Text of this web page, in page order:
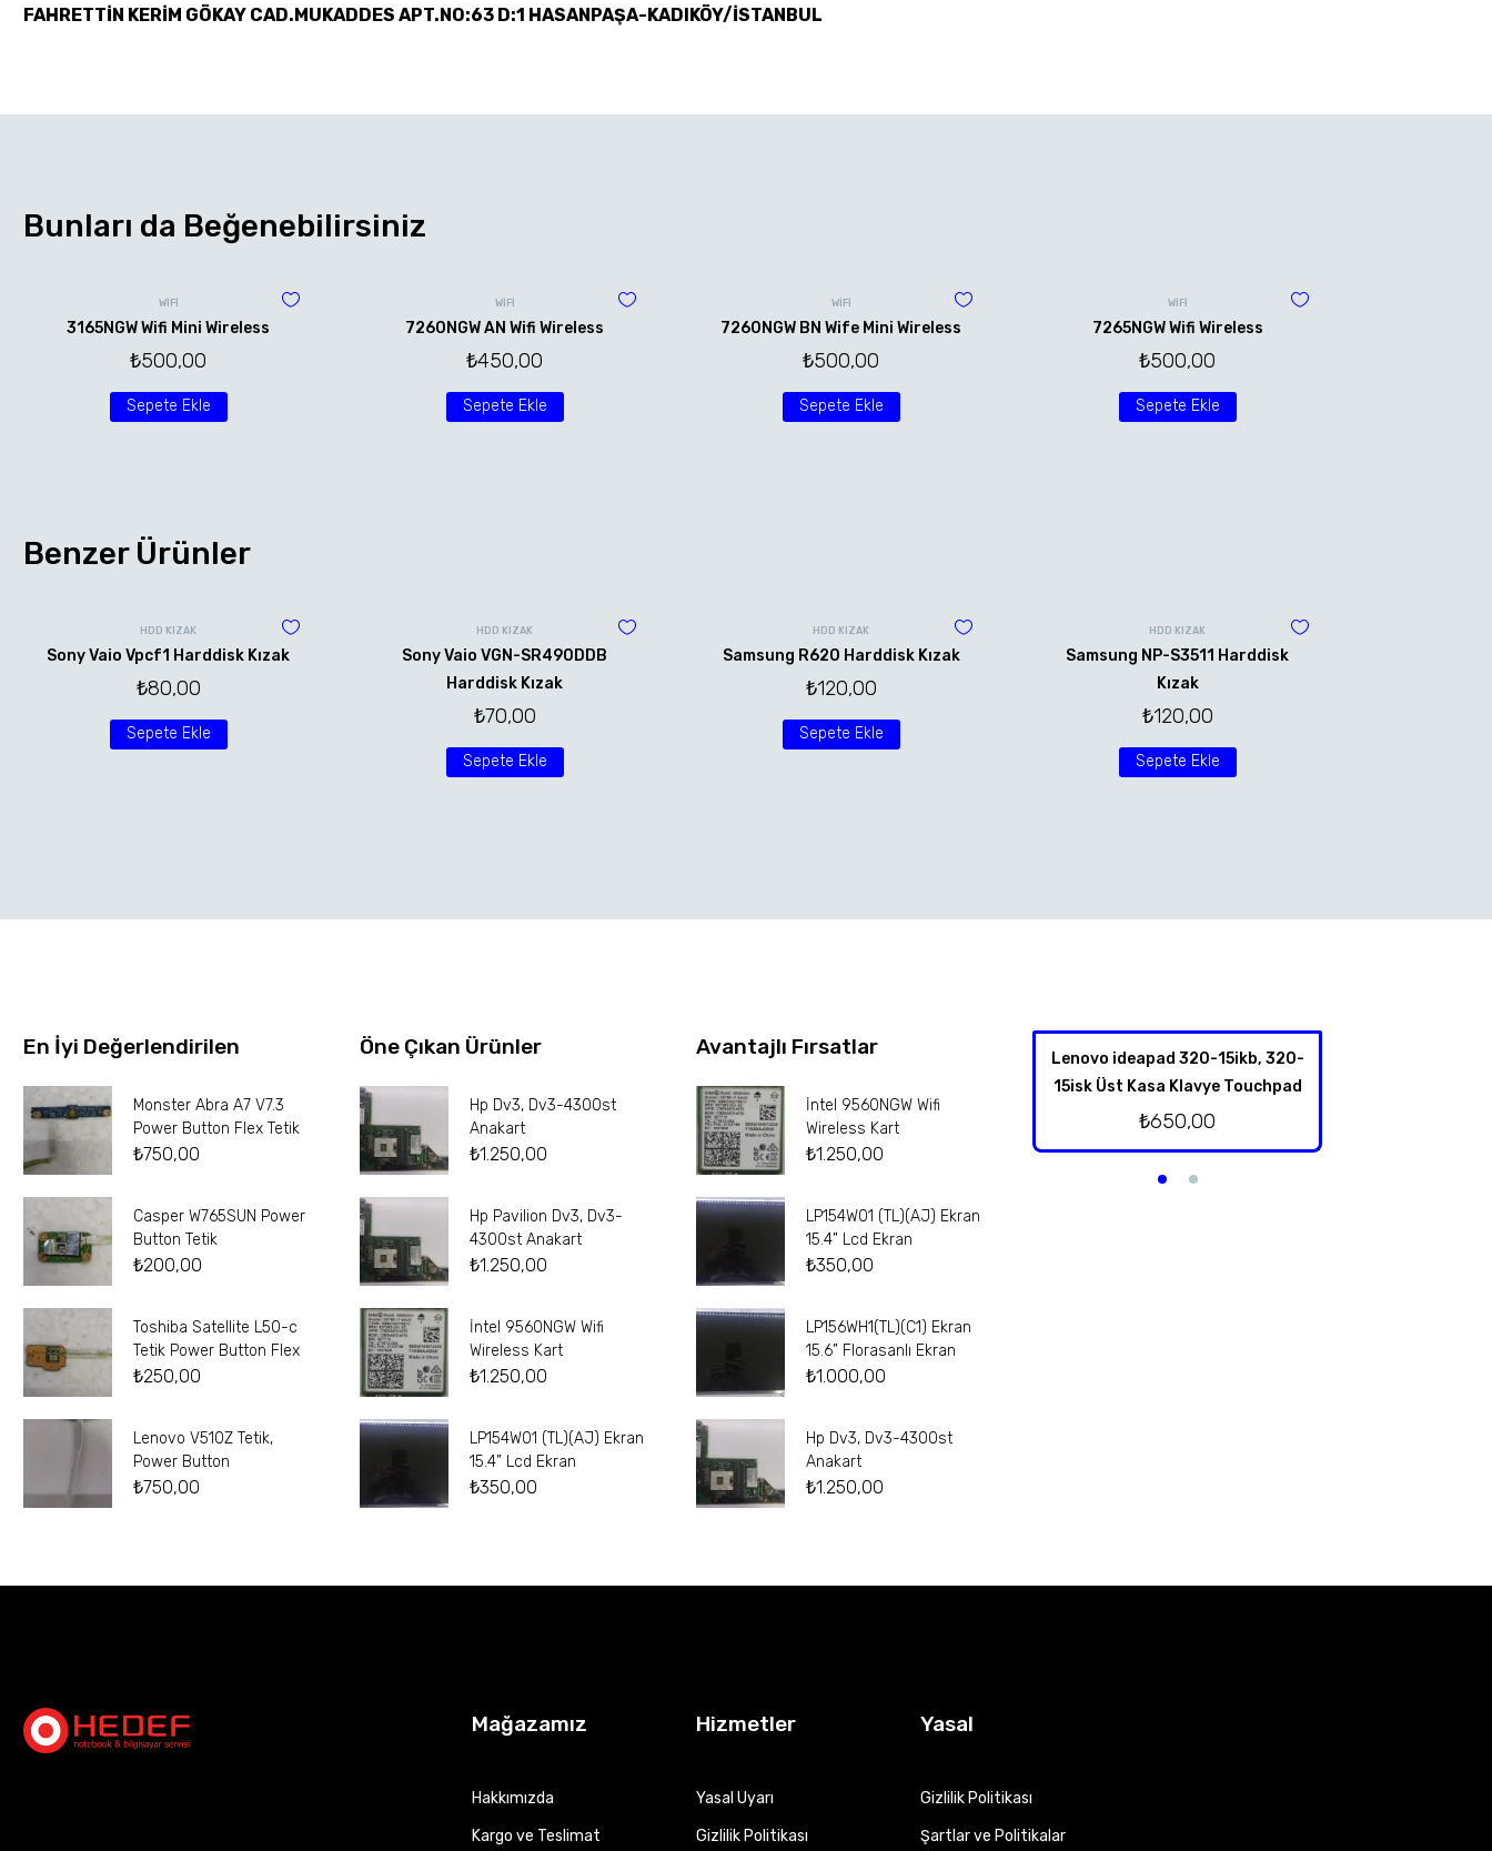
FAHRETTİN KERİM GÖKAY CAD.MUKADDES APT.NO:63 D:1 HASANPAŞA-KADIKÖY/İSTANBUL
Bunları da Beğenebilirsiniz
WİFİ
3165NGW Wifi Mini Wireless
₺500,00
Sepete Ekle
WİFİ
7260NGW AN Wifi Wireless
₺450,00
Sepete Ekle
WİFİ
7260NGW BN Wife Mini Wireless
₺500,00
Sepete Ekle
WİFİ
7265NGW Wifi Wireless
₺500,00
Sepete Ekle
Benzer Ürünler
HDD KIZAK
Sony Vaio Vpcf1 Harddisk Kızak
₺80,00
Sepete Ekle
HDD KIZAK
Sony Vaio VGN-SR490DDB
Harddisk Kızak
₺70,00
Sepete Ekle
HDD KIZAK
Samsung R620 Harddisk Kızak
₺120,00
Sepete Ekle
HDD KIZAK
Samsung NP-S3511 Harddisk
Kızak
₺120,00
Sepete Ekle
En İyi Değerlendirilen
Monster Abra A7 V7.3
Power Button Flex Tetik
₺750,00
Casper W765SUN Power
Button Tetik
₺200,00
Toshiba Satellite L50-c
Tetik Power Button Flex
₺250,00
Lenovo V510Z Tetik,
Power Button
₺750,00
Öne Çıkan Ürünler
Hp Dv3, Dv3-4300st
Anakart
₺1.250,00
Hp Pavilion Dv3, Dv3-
4300st Anakart
₺1.250,00
İntel 9560NGW Wifi
Wireless Kart
₺1.250,00
LP154W01 (TL)(AJ) Ekran
15.4” Lcd Ekran
₺350,00
Avantajlı Fırsatlar
İntel 9560NGW Wifi
Wireless Kart
₺1.250,00
LP154W01 (TL)(AJ) Ekran
15.4” Lcd Ekran
₺350,00
LP156WH1(TL)(C1) Ekran
15.6” Florasanlı Ekran
₺1.000,00
Hp Dv3, Dv3-4300st
Anakart
₺1.250,00
Lenovo ideapad 320-15ikb, 320-
15isk Üst Kasa Klavye Touchpad
₺650,00
Mağazamız
Hakkımızda
Kargo ve Teslimat
Hizmetler
Yasal Uyarı
Gizlilik Politikası
Yasal
Gizlilik Politikası
Şartlar ve Politikalar